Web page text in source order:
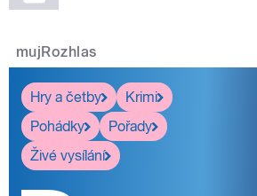
mujRozhlas
Hry a četby
Krimi
Pohádky
Pořady
Živé vysílání